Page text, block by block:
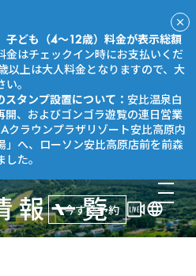
子ども（4～12歳）料金が表示総額
金はチェックイン時にお支払いくだ
以上は大人料金となりますので、大
。
タンプ設置について： 安比温泉白
、およびゴンゴラ遊覧の連日営業
ラウンプラザリゾート安比高原内
」へ、ローソン安比高原店前を前森
た。
今すぐ予約
報一覧